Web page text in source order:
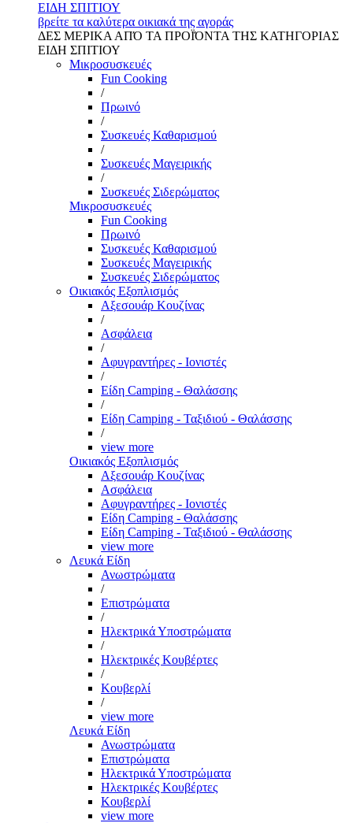
ΕΙΔΗ ΣΠΙΤΙΟΥ
βρείτε τα καλύτερα οικιακά της αγοράς
ΔΕΣ ΜΕΡΙΚΑ ΑΠΌ ΤΑ ΠΡΟΪΌΝΤΑ ΤΗΣ ΚΑΤΗΓΟΡΙΑΣ
ΕΙΔΗ ΣΠΙΤΙΟΥ
Μικροσυσκευές
Fun Cooking
/
Πρωινό
/
Συσκευές Καθαρισμού
/
Συσκευές Μαγειρικής
/
Συσκευές Σιδερώματος
Μικροσυσκευές
Fun Cooking
Πρωινό
Συσκευές Καθαρισμού
Συσκευές Μαγειρικής
Συσκευές Σιδερώματος
Οικιακός Εξοπλισμός
Αξεσουάρ Κουζίνας
/
Ασφάλεια
/
Αφυγραντήρες - Ιονιστές
/
Είδη Camping - Θαλάσσης
/
Είδη Camping - Ταξιδιού - Θαλάσσης
/
view more
Οικιακός Εξοπλισμός
Αξεσουάρ Κουζίνας
Ασφάλεια
Αφυγραντήρες - Ιονιστές
Είδη Camping - Θαλάσσης
Είδη Camping - Ταξιδιού - Θαλάσσης
view more
Λευκά Είδη
Ανωστρώματα
/
Επιστρώματα
/
Ηλεκτρικά Υποστρώματα
/
Ηλεκτρικές Κουβέρτες
/
Κουβερλί
/
view more
Λευκά Είδη
Ανωστρώματα
Επιστρώματα
Ηλεκτρικά Υποστρώματα
Ηλεκτρικές Κουβέρτες
Κουβερλί
view more